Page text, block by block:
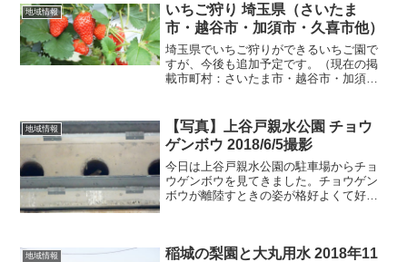
地域情報
いちご狩り 埼玉県（さいたま
市・越谷市・加須市・久喜市他）
埼玉県でいちご狩りができるいちご園で
すが、今後も追加予定です。（現在の掲
載市町村：さいたま市・越谷市・加須
瀬町・秩父市・入間市・白岡市・飯能
市・滑川町・吉身町・蓮田市）...
地域情報
【写真】上谷戸親水公園 チョウ
ゲンボウ 2018/6/5撮影
今日は上谷戸親水公園の駐車場からチョ
ウゲンボウを見てきました。チョウゲン
ボウが離陸すときの姿が格好よくて好き
ンでいつも...
地域情報
稲城の梨園と大丸用水 2018年11